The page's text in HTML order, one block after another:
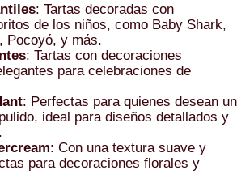
: Tartas decoradas con
de los niños, como Baby Shark,
Pocoyó, y más.
: Tartas con decoraciones
para celebraciones de
: Perfectas para quienes desean un
ideal para diseños detallados y
: Con una textura suave y
para decoraciones florales y